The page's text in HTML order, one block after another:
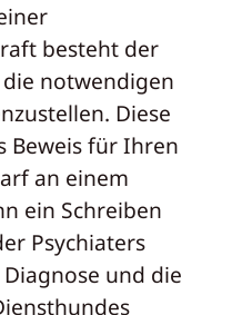
besteht der
notwendigen
Diese
Beweis für Ihren
an einem
ein Schreiben
Psychiaters
und die